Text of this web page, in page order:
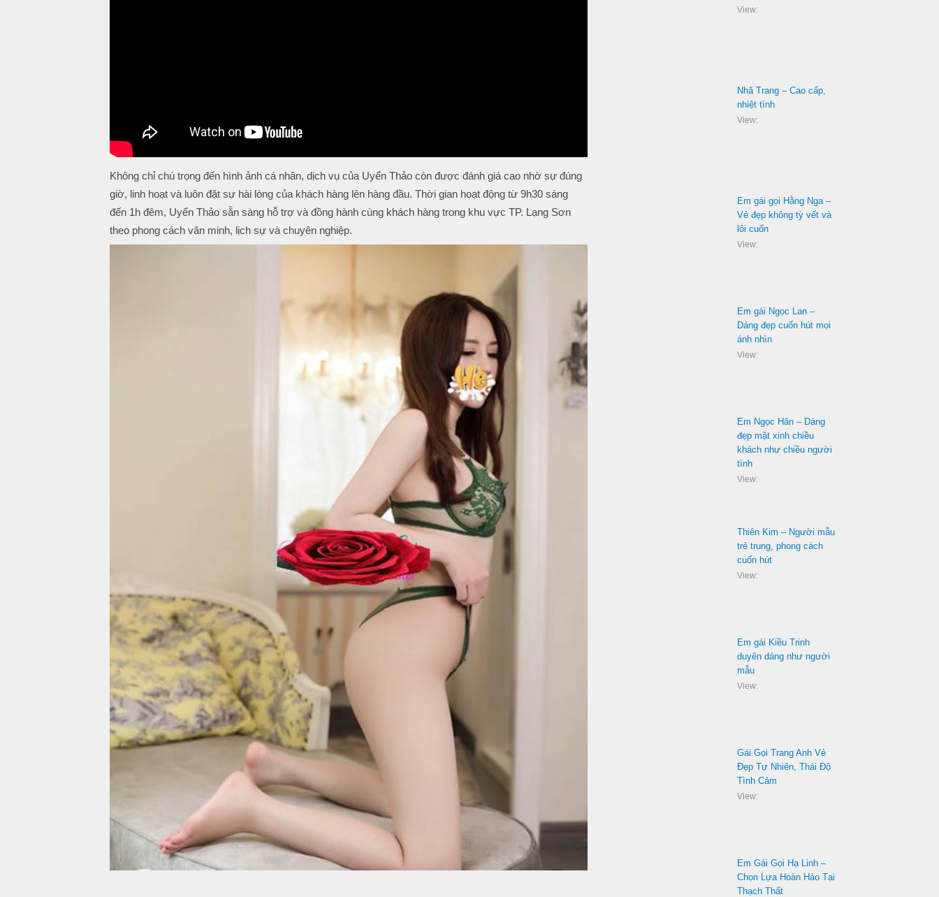
Không chỉ chú trọng đến hình ảnh cá nhân, dịch vụ của Uyển Thảo còn được đánh giá cao nhờ sự đúng
giờ, linh hoạt và luôn đặt sự hài lòng của khách hàng lên hàng đầu. Thời gian hoạt động từ 9h30 sáng
đến 1h đêm, Uyển Thảo sẵn sàng hỗ trợ và đồng hành cùng khách hàng trong khu vực TP. Lạng Sơn
theo phong cách văn minh, lịch sự và chuyên nghiệp.
View:
Nhã Trang – Cao cấp,
nhiệt tình
View:
Em gái gọi Hằng Nga –
Vẻ đẹp không tỳ vết và
lôi cuốn
View:
Em gái Ngọc Lan –
Dáng đẹp cuốn hút mọi
ánh nhìn
View:
Em Ngọc Hân – Dáng
đẹp mặt xinh chiều
khách như chiều người
tình
View:
Thiên Kim – Người mẫu
trẻ trung, phong cách
cuốn hút
View:
Em gái Kiều Trinh
duyên dáng như người
mẫu
View:
Gái Gọi Trang Anh Vẻ
Đẹp Tự Nhiên, Thái Độ
Tình Cảm
View:
Em Gái Gọi Hạ Linh –
Chọn Lựa Hoàn Hảo Tại
Thạch Thất